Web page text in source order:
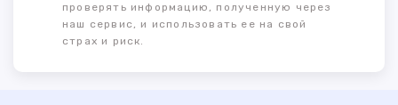
проверять информацию, полученную через
наш сервис, и использовать ее на свой
страх и риск.